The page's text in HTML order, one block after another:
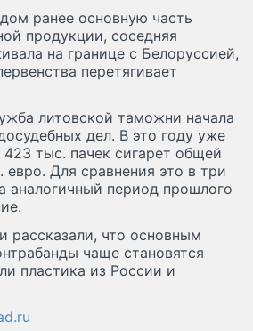
ранее основную часть
продукции, соседняя
на границе с Белоруссией,
перетягивает
литовской таможни начала
дел. В это году уже
тыс. пачек сигарет общей
Для сравнения это в три
аналогичный период прошлого
рассказали, что основным
чаще становятся
пластика из России и